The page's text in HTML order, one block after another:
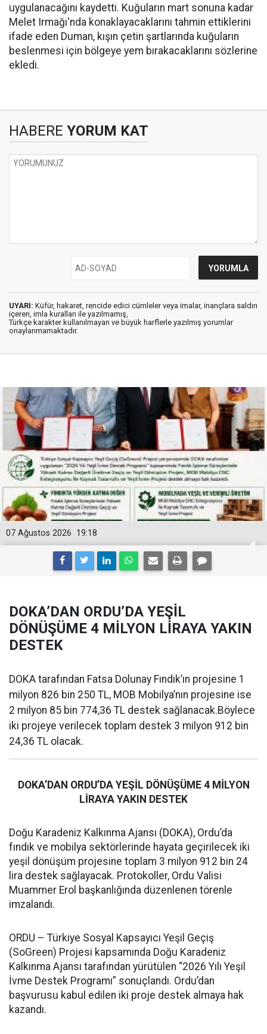
uygulanacağını kaydetti. Kuğuların mart sonuna kadar
Melet Irmağı'nda konaklayacaklarını tahmin ettiklerini
ifade eden Duman, kışın çetin şartlarında kuğuların
beslenmesi için bölgeye yem bırakacaklarını sözlerine
ekledi.
HABERE YORUM KAT
UYARI: Küfür, hakaret, rencide edici cümleler veya imalar, inançlara saldırı
içeren, imla kuralları ile yazılmamış,
Türkçe karakter kullanılmayan ve büyük harflerle yazılmış yorumlar
onaylanmamaktadır.
19:18
07 Ağustos 2026
DOKA’DAN ORDU’DA YEŞİL
DÖNÜŞÜME 4 MİLYON LİRAYA YAKIN
DESTEK
DOKA tarafından Fatsa Dolunay Fındık’ın projesine 1
milyon 826 bin 250 TL, MOB Mobilya’nın projesine ise
2 milyon 85 bin 774,36 TL destek sağlanacak.Böylece
iki projeye verilecek toplam destek 3 milyon 912 bin
24,36 TL olacak.
DOKA’DAN ORDU’DA YEŞİL DÖNÜŞÜME 4 MİLYON
LİRAYA YAKIN DESTEK
Doğu Karadeniz Kalkınma Ajansı (DOKA), Ordu’da
fındık ve mobilya sektörlerinde hayata geçirilecek iki
yeşil dönüşüm projesine toplam 3 milyon 912 bin 24
lira destek sağlayacak. Protokoller, Ordu Valisi
Muammer Erol başkanlığında düzenlenen törenle
imzalandı.
ORDU – Türkiye Sosyal Kapsayıcı Yeşil Geçiş
(SoGreen) Projesi kapsamında Doğu Karadeniz
Kalkınma Ajansı tarafından yürütülen “2026 Yılı Yeşil
İvme Destek Programı” sonuçlandı. Ordu’dan
başvurusu kabul edilen iki proje destek almaya hak
kazandı.